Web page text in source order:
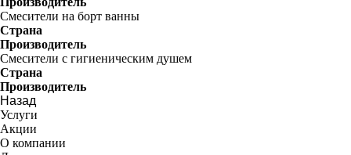
Смесители на борт ванны
Страна
Производитель
Смесители с гигиеническим душем
Страна
Производитель
Назад
Услуги
Акции
О компании